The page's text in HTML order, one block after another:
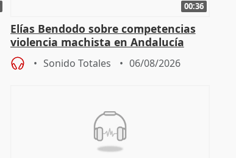
00:36
Elías Bendodo sobre competencias
violencia machista en Andalucía
Sonido Totales 06/08/2026